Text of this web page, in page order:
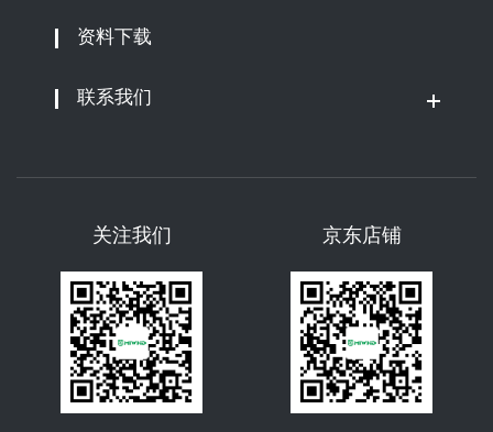
资料下载
联系我们
京东店铺
关注我们